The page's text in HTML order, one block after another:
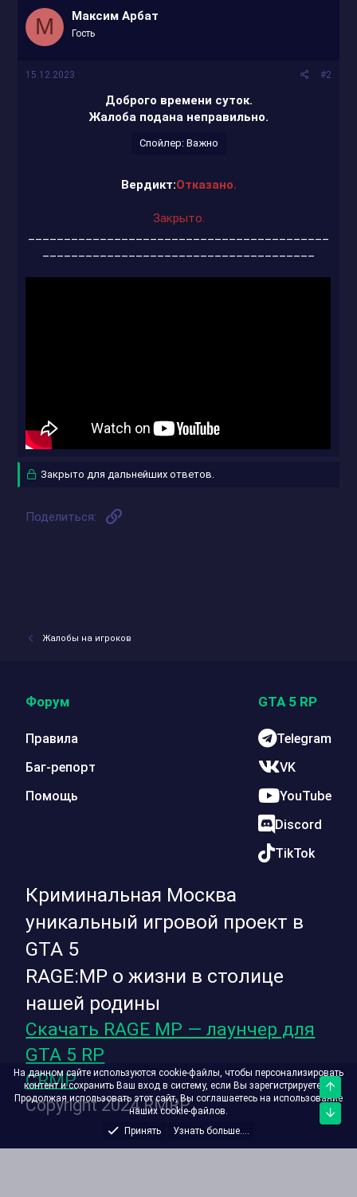
М Максим Арбат
Гость
15.12.2023 #2
Доброго времени суток.
Жалоба подана неправильно.
Спойлер: Важно
Вердикт:Отказано.
Закрыто.
Закрыто для дальнейших ответов.
Поделиться:
Жалобы на игроков
Криминальная Москва
уникальный игровой проект в
GTA 5
RAGE:MP о жизни в столице
нашей родины
Скачать RAGE MP — лаунчер для
GTA 5 RP
CRMP
Copyright 2024 RMRP
Форум
Правила
Баг-репорт
Помощь
GTA 5 RP
Telegram
VK
YouTube
Discord
TikTok
На данном сайте используются cookie-файлы, чтобы персонализировать
контент и сохранить Ваш вход в систему, если Вы зарегистрируетесь.
Продолжая использовать этот сайт, Вы соглашаетесь на использование
наших cookie-файлов.
Принять
Узнать больше....
Верх
Низ